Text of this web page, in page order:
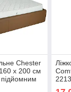
Chester
х 200 см